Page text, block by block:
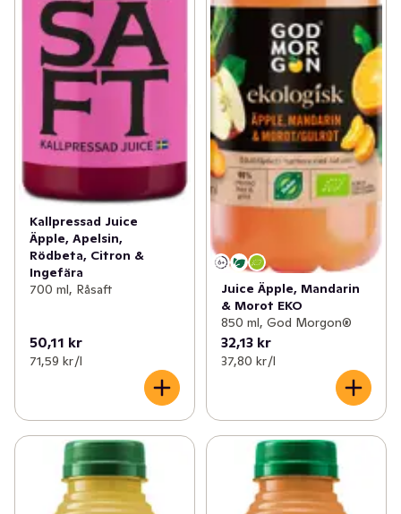
Kallpressad Juice
Äpple, Apelsin,
Rödbeta, Citron &
Ingefära
700 ml, Råsaft
50,11 kr
71,59 kr /l
Juice Äpple, Mandarin
& Morot EKO
850 ml, God Morgon®
32,13 kr
37,80 kr /l